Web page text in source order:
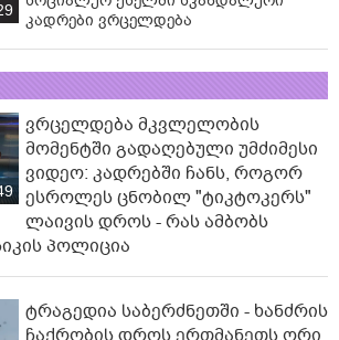
კადრები ვრცელდება
ვრცელდება მკვლელობის
მომენტში გადაღებული უმძიმესი
ვიდეო: კადრებში ჩანს, როგორ
ესროლეს ცნობილ "ტიკტოკერს"
ლაივის დროს - რას ამბობს
პოლიცია
ტრაგედია საბერძნეთში - ხანძრის